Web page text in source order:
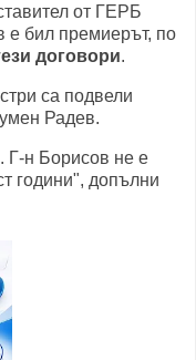
от ГЕРБ
е бил премиерът, по
договори.
са подвели
Радев.
Г-н Борисов не е
години", допълни